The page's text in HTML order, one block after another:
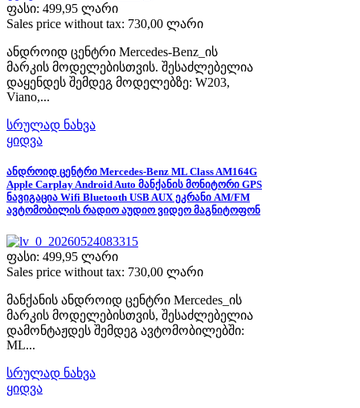
ფასი: 499,95 ლარი
Sales price without tax: 730,00 ლარი
ანდროიდ ცენტრი Mercedes-Benz_ის
მარკის მოდელებისთვის. შესაძლებელია
დაყენდეს შემდეგ მოდელებზე: W203,
Viano,...
სრულად ნახვა
ყიდვა
ანდროიდ ცენტრი Mercedes-Benz ML Class AM164G
Apple Carplay Android Auto მანქანის მონიტორი GPS
ნავიგაცია Wifi Bluetooth USB AUX ეკრანი AM/FM
ავტომობილის რადიო აუდიო ვიდეო მაგნიტოფონ
ფასი: 499,95 ლარი
Sales price without tax: 730,00 ლარი
მანქანის ანდროიდ ცენტრი Mercedes_ის
მარკის მოდელებისთვის, შესაძლებელია
დამონტაჟდეს შემდეგ ავტომობილებში:
ML...
სრულად ნახვა
ყიდვა